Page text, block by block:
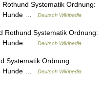
Systematik Ordnung:
Hunde …
Deutsch Wikipedia
Rothund Systematik Ordnung:
Hunde …
Deutsch Wikipedia
Systematik Ordnung:
Hunde …
Deutsch Wikipedia